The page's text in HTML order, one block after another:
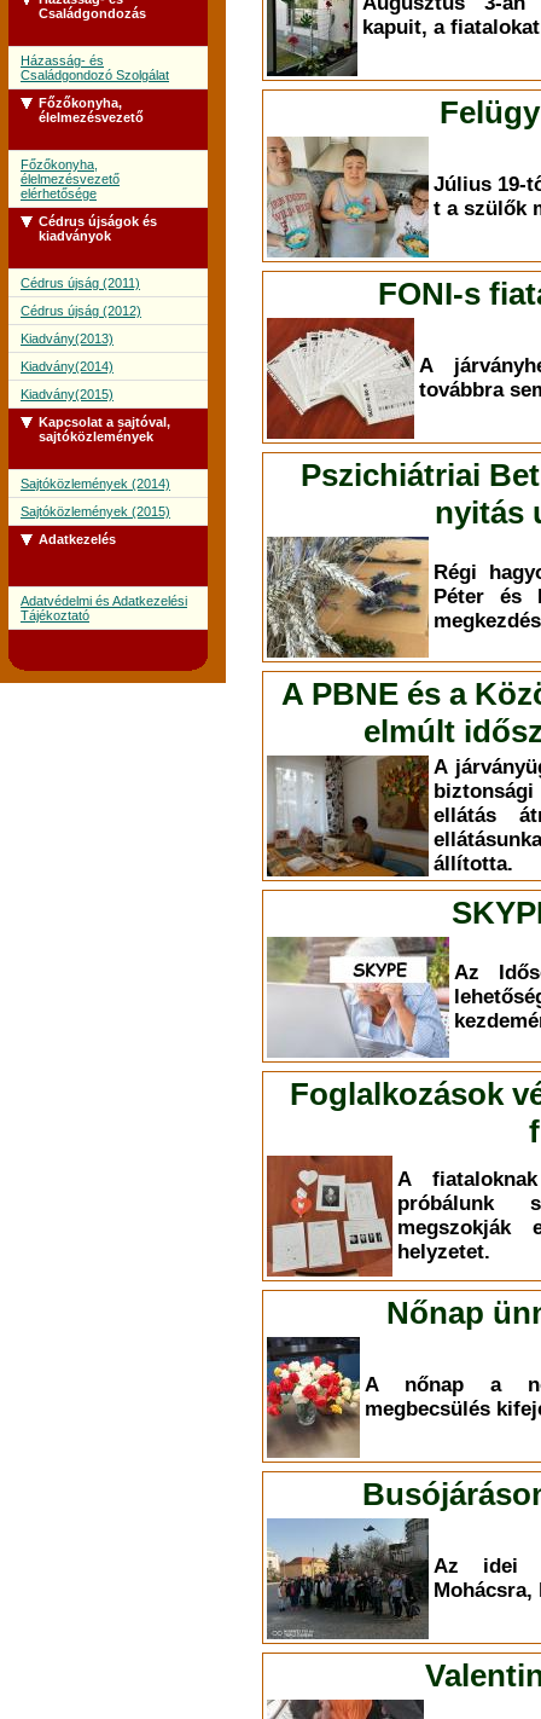
Családgondozás
Házasság- és
Családgondozó Szolgálat
Főzőkonyha,
élelmezésvezető
Főzőkonyha,
élelmezésvezető
elérhetősége
Cédrus újságok és
kiadványok
Cédrus újság (2011)
Cédrus újság (2012)
Kiadvány(2013)
Kiadvány(2014)
Kiadvány(2015)
Kapcsolat a sajtóval,
sajtóközlemények
Sajtóközlemények (2014)
Sajtóközlemények (2015)
Adatkezelés
Adatvédelmi és Adatkezelési
Tájékoztató
kapuit, a
Július 19-
t a szülők
FONI-s
A
továbbra
Pszichiátriai
nyitás
Régi
Péter és
A PBNE és a
elmúlt
A
ellátás
állította.
Az
Foglalkozások
A
próbálunk
megszokják
helyzetet.
Nőnap
A nőnap a
megbecsülés
Az idei
Mohácsra,